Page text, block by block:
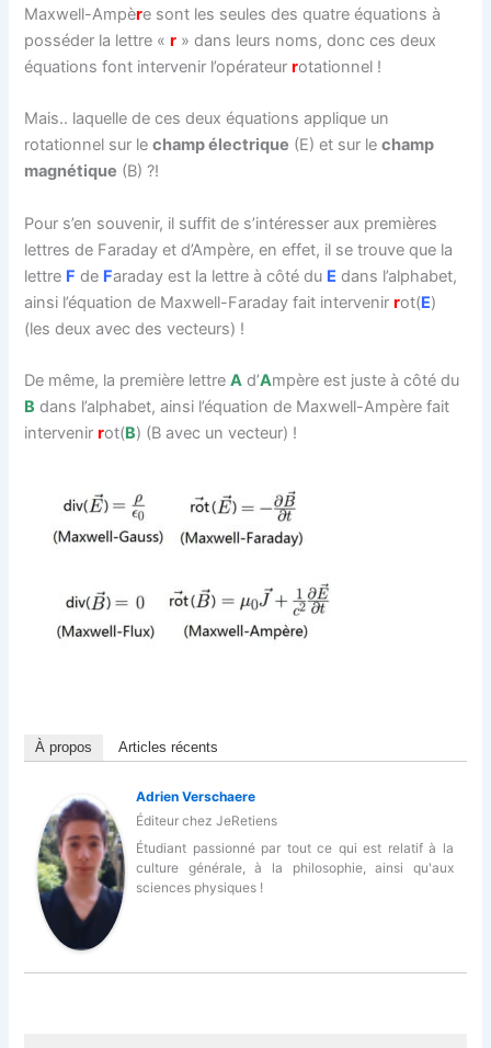
Maxwell-Ampère sont les seules des quatre équations à
posséder la lettre «r » dans leurs noms, donc ces deux
équations font intervenir l’opérateurrotationnel !
Mais.. laquelle de ces deux équations applique un
rotationnel sur lechamp électrique (E) et sur lechamp
magnétique (B) ?!
Pour s’en souvenir, il suffit de s’intéresser aux premières
lettres de Faraday et d’Ampère, en effet, il se trouve que la
lettre F de Faraday est la lettre à côté du E dans l’alphabet,
ainsi l’équation de Maxwell-Faraday fait intervenirrot(E)
(les deux avec des vecteurs) !
De même, la première lettreA d’Ampère est juste à côté du
B dans l’alphabet, ainsi l’équation de Maxwell-Ampère fait
intervenirrot(B) (B avec un vecteur) !
À propos Articles récents
Adrien Verschaere
Éditeur chezJeRetiens
Étudiant passionné par tout ce qui est relatif à la
culture générale, à la philosophie, ainsi qu'aux
sciences physiques !